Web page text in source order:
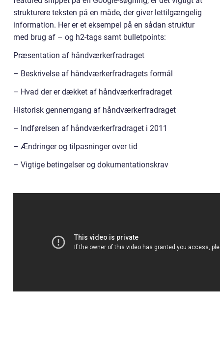
strukturere teksten på en måde, der giver lettilgængelig
information. Her er et eksempel på en sådan struktur
med brug af – og h2-tags samt bulletpoints:
Præsentation af håndværkerfradraget
– Beskrivelse af håndværkerfradragets formål
– Hvad der er dækket af håndværkerfradraget
Historisk gennemgang af håndværkerfradraget
– Indførelsen af håndværkerfradraget i 2011
– Ændringer og tilpasninger over tid
– Vigtige betingelser og dokumentationskrav